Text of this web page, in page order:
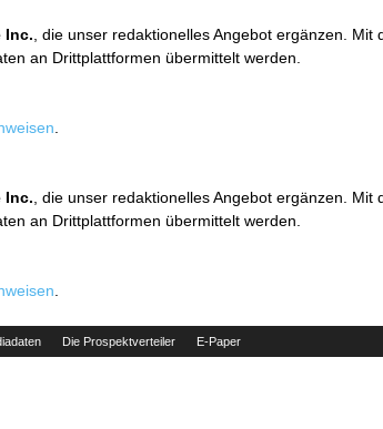
Inc. , die unser redaktionelles Angebot ergänzen.
an Drittplattformen übermittelt werden.
Inc. , die unser redaktionelles Angebot ergänzen.
an Drittplattformen übermittelt werden.
Die Prospektverteiler E-Paper